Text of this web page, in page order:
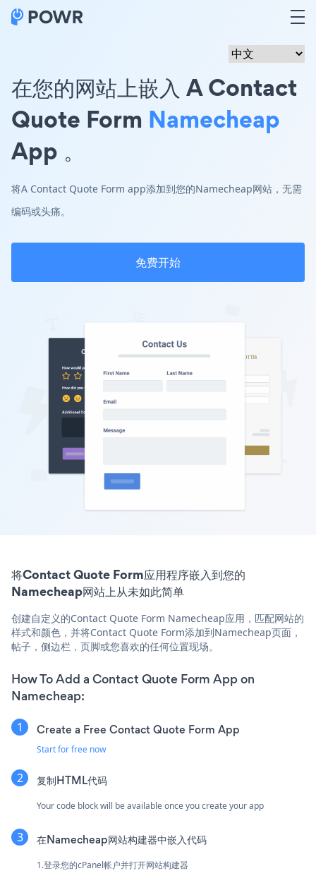
在您的网站上嵌入 A Contact
Quote Form Namecheap
App 。
将A Contact Quote Form app添加到您的Namecheap网站，无需
编码或头痛。
免费开始
将Contact Quote Form应用程序嵌入到您的
Namecheap网站上从未如此简单
创建自定义的Contact Quote Form Namecheap应用，匹配网站的
样式和颜色，并将Contact Quote Form添加到Namecheap页面，
帖子，侧边栏，页脚或您喜欢的任何位置现场。
How To Add a Contact Quote Form App on
Namecheap:
Create a Free Contact Quote Form App
Start for free now
复制HTML代码
Your code block will be available once you create your app
在Namecheap网站构建器中嵌入代码
1.登录您的cPanel帐户并打开网站构建器